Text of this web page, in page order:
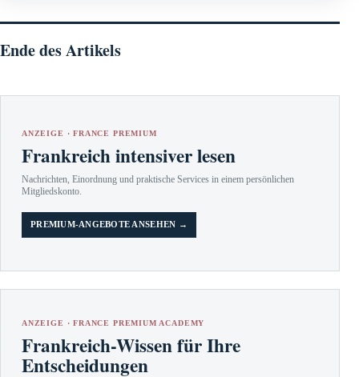
Ende des Artikels
ANZEIGE · FRANCE PREMIUM
Frankreich intensiver lesen
Nachrichten, Einordnung und praktische Services in einem persönlichen
Mitgliedskonto.
PREMIUM-ANGEBOTE ANSEHEN →
ANZEIGE · FRANCE PREMIUM ACADEMY
Frankreich-Wissen für Ihre
Entscheidungen